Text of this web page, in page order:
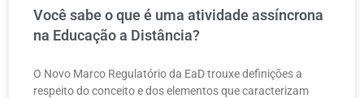
Você sabe o que é uma atividade assíncrona
na Educação a Distância?
O Novo Marco Regulatório da EaD trouxe definições a
respeito do conceito e dos elementos que caracterizam